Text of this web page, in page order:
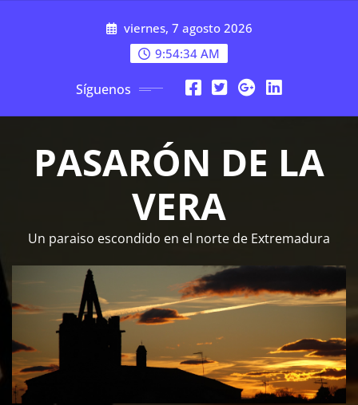
viernes, 7 agosto 2026
9:54:35 AM
Síguenos
PASARÓN DE LA
VERA
Un paraiso escondido en el norte de Extremadura